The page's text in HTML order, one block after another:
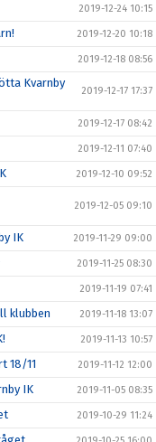
2019-12-24 10:15
2019-12-20 10:18
2019-12-18 08:56
Kvarnby
2019-12-17 17:37
2019-12-17 08:42
2019-12-11 07:40
2019-12-10 09:52
2019-12-05 09:10
IK 2019-11-29 09:00
2019-11-25 08:30
2019-11-19 07:41
klubben 2019-11-18 13:07
2019-11-13 10:57
18/11 2019-11-12 12:00
IK 2019-11-05 08:35
2019-10-29 11:24